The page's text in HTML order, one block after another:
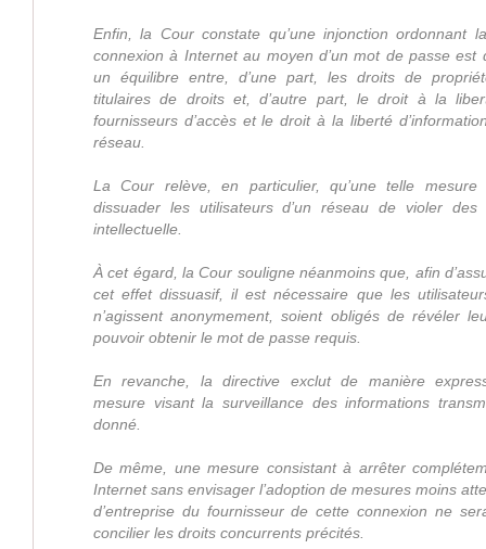
Enfin, la Cour constate qu’une injonction ordonnant
connexion à Internet au moyen d’un mot de passe est
un équilibre entre, d’une part, les droits de
titulaires de droits et, d’autre part, le droit à la
fournisseurs d’accès et le droit à la liberté
réseau.
La Cour relève, en particulier, qu’une telle mesure
dissuader les utilisateurs d’un réseau de violer
intellectuelle.
À cet égard, la Cour souligne néanmoins que, afin
cet effet dissuasif, il est nécessaire que les
n’agissent anonymement, soient obligés de révéler
pouvoir obtenir le mot de passe requis.
En revanche, la directive exclut de manière
mesure visant la surveillance des informations
donné.
De même, une mesure consistant à arrêter
Internet sans envisager l’adoption de mesures moins
d’entreprise du fournisseur de cette connexion ne
concilier les droits concurrents précités.